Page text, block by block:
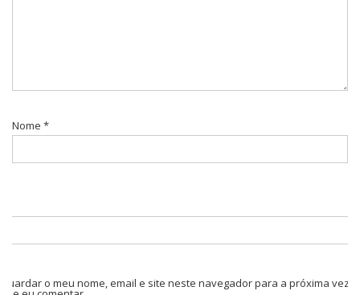
Nome *
Guardar o meu nome, email e site neste navegador para a próxima vez